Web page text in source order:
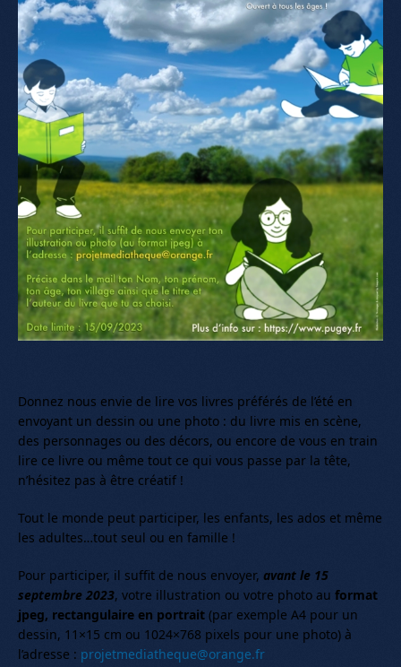
Donnez nous envie de lire vos livres préférés de l’été en
envoyant un dessin ou une photo : du livre mis en scène,
des personnages ou des décors, ou encore de vous en train
lire ce livre ou même tout ce qui vous passe par la tête,
n’hésitez pas à être créatif !
Tout le monde peut participer, les enfants, les ados et même
les adultes…tout seul ou en famille !
Pour participer, il suffit de nous envoyer, avant le 15
septembre 2023, votre illustration ou votre photo au format
jpeg, rectangulaire en portrait (par exemple A4 pour un
dessin, 11×15 cm ou 1024×768 pixels pour une photo) à
l’adresse : projetmediatheque@orange.fr